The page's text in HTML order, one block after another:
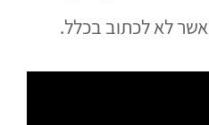
לא לכתוב בכלל.